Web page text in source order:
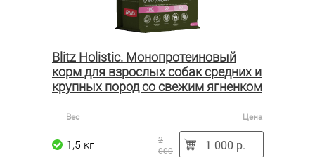
Blitz Holistic. Монопротеиновый
корм для взрослых собак средних и
крупных пород со свежим ягненком
Вес Цена
1,5 кг
2
000
1 000 р.